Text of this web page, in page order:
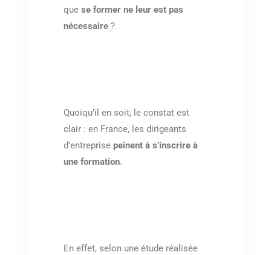
que se former ne leur est pas
nécessaire?
Quoiqu’il en soit, le constat est
clair : en France, les dirigeants
d’entreprise peinent à s’inscrire à
une formation.
En effet, selon une étude réalisée